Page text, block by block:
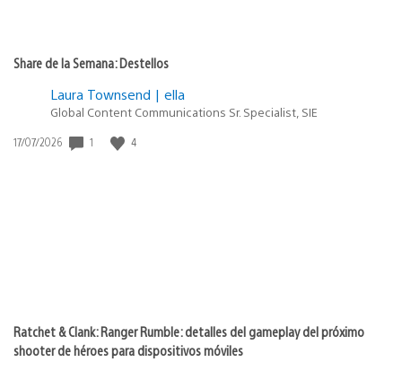
Share de la Semana: Destellos
Laura Townsend | ella
Global Content Communications Sr. Specialist, SIE
Fecha
17/07/2026 1 4
Ratchet & Clank: Ranger Rumble: detalles del gameplay del próximo
shooter de héroes para dispositivos móviles